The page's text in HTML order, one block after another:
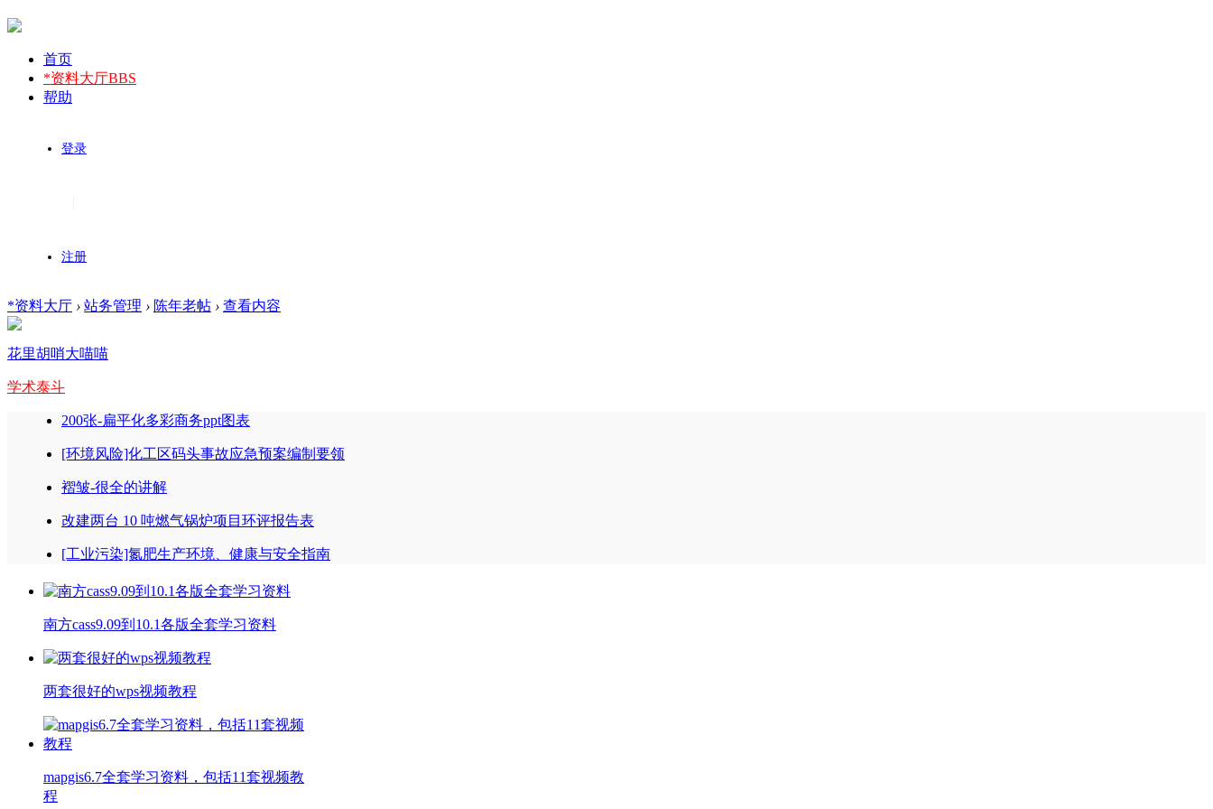
首页
*资料大厅BBS
帮助
登录
注册
*资料大厅 › 站务管理 › 陈年老帖 › 查看内容
花里胡哨大喵喵
学术泰斗
200张-扁平化多彩商务ppt图表
[环境风险]化工区码头事故应急预案编制要领
褶皱-很全的讲解
改建两台 10 吨燃气锅炉项目环评报告表
[工业污染]氮肥生产环境、健康与安全指南
南方cass9.09到10.1各版全套学习资料
两套很好的wps视频教程
mapgis6.7全套学习资料，包括11套视频教
程